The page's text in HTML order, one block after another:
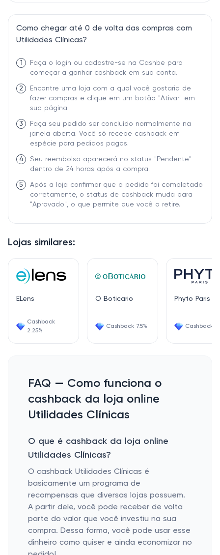
Lojas similares:
ELens
Cashback
2.25%
O Boticario
Cashback 7.5%
Phyto Paris
Cashback
Como chegar até 0 de volta das compras com
Utilidades Clínicas?
1
Faça o login ou cadastre-se na Cashbe para
começar a ganhar cashback em sua conta.
2
Encontre uma loja com a qual você gostaria de
fazer compras e clique em um botão "Ativar" em
sua página.
3
Faça seu pedido ser concluído normalmente na
janela aberta. Você só recebe cashback em
espécie para pedidos pagos.
4
Seu reembolso aparecerá no status "Pendente"
dentro de 24 horas após a compra.
5
Após a loja confirmar que o pedido foi completado
corretamente, o status de cashback muda para
"Aprovado", o que permite que você o retire.
FAQ — Como funciona o
cashback da loja online
Utilidades Clínicas
O que é cashback da loja online
Utilidades Clínicas?
O cashback Utilidades Clínicas é
basicamente um programa de
recompensas que diversas lojas possuem.
A partir dele, você pode receber de volta
parte do valor que você investiu na sua
compra. Dessa forma, você pode usar esse
dinheiro como quiser e ainda economizar no